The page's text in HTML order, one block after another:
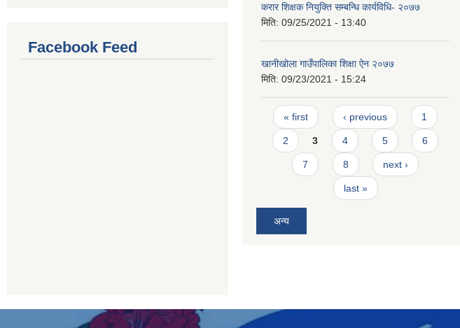
Facebook Feed
करार शिक्षक नियुक्ति सम्बन्धि कार्यविधि- २०७७
मिति: 09/25/2021 - 13:40
खानीखोला गाउँपालिका शिक्षा ऐन २०७७
मिति: 09/23/2021 - 15:24
Pages
« first ‹ previous 1
2 3 4 5 6
7 8 next ›
last »
अन्य